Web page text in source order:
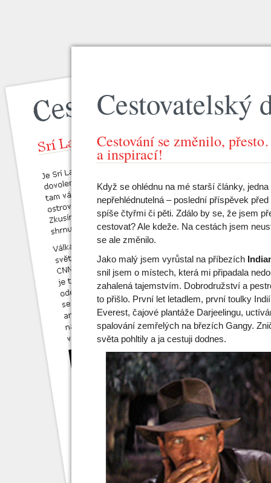
Cestovatelský
Cestování se změnilo,
a inspirací!
Když se ohlédnu na mé starší články, jedna
nepřehlédnutelná – poslední příspěvek
spíše čtyřmi či pěti. Zdálo by se, že jsem
cestovat? Ale kdeže. Na cestách jsem
se ale změnilo.
Jako malý jsem vyrůstal na příbezích
snil jsem o místech, která mi připadala
zahalená tajemstvím. Dobrodružství a
to přišlo. První let letadlem, první toulky
Everest, čajové plantáže Darjeelingu,
spalování zemřelých na březích Gangy.
světa pohltily a ja cestuji dodnes.